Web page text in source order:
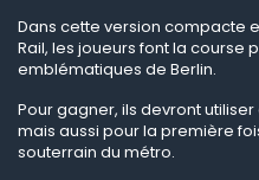
Dans cette version compacte
Rail, les joueurs font la course
emblématiques de Berlin.
Pour gagner, ils devront
mais aussi pour la première
souterrain du métro.